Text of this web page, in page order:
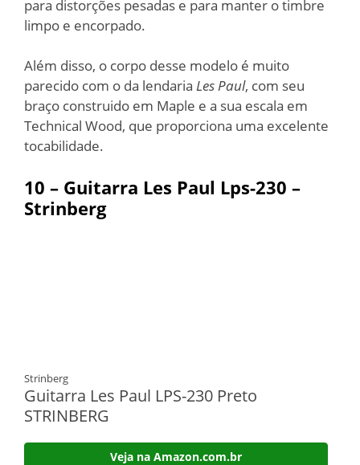
para distorções pesadas e para manter o timbre
limpo e encorpado.
Além disso, o corpo desse modelo é muito
parecido com o da lendaria Les Paul, com seu
braço construido em Maple e a sua escala em
Technical Wood, que proporciona uma excelente
tocabilidade.
10 – Guitarra Les Paul Lps-230 –
Strinberg
Strinberg
Guitarra Les Paul LPS-230 Preto
STRINBERG
Veja na Amazon.com.br